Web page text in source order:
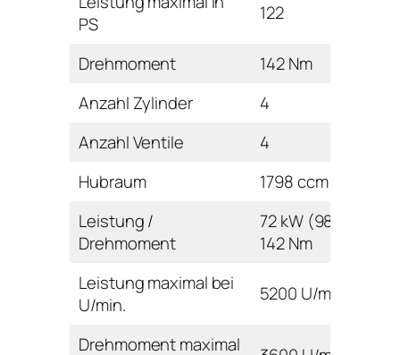
PS
122
Drehmoment
142 Nm
Anzahl Zylinder
4
Anzahl Ventile
4
Hubraum
1798 ccm
Leistung /
Drehmoment
72 kW (98 PS) /
142 Nm
Leistung maximal bei
U/min.
5200 U/min
Drehmoment maximal